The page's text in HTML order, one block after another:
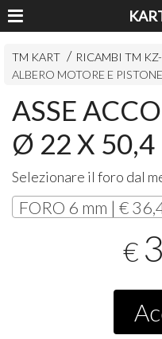
TM KART
RICAMBI TM
ALBERO MOTORE E
ASSE
Ø 22 X 50,4
Selezionare il foro dal
FORO 6 mm | €
€